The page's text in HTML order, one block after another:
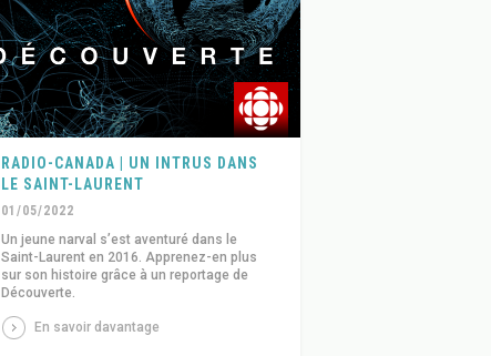
RADIO-CANADA | UN INTRUS DANS
LE SAINT-LAURENT
01/05/2022
Un jeune narval s’est aventuré dans le
Saint-Laurent en 2016. Apprenez-en plus
sur son histoire grâce à un reportage de
Découverte.
En savoir davantage